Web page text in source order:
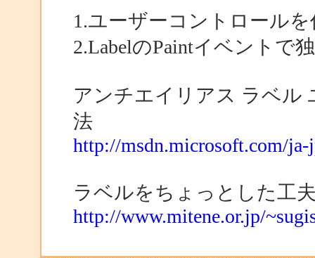
1.ユーザーコントロール
2.LabelのPaintイベントで
アンチエイリアス ラベル
法
http://msdn.microsoft.com/
ラベルをちょっとした工
http://www.mitene.or.jp/